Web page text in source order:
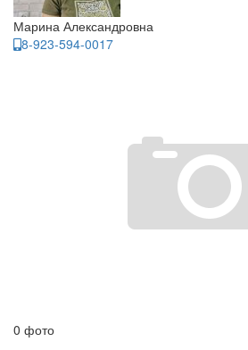
Марина Александровна
8-923-594-0017
0 фото